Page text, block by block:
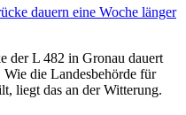
dauern eine Woche länger
der L 482 in Gronau dauert
Wie die Landesbehörde für
liegt das an der Witterung.